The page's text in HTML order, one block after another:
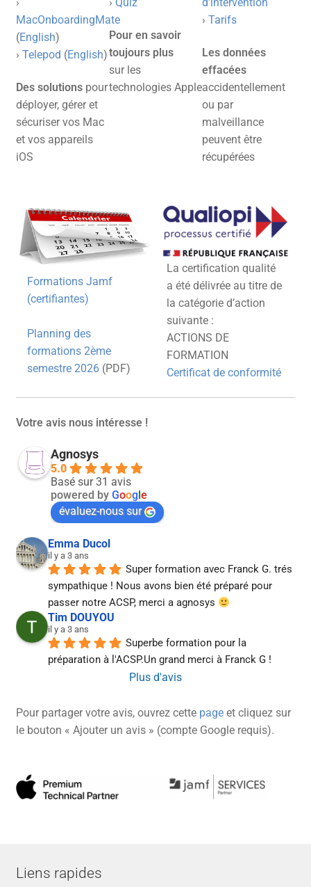
MacOnboardingMate
(English)
› Telepod (English)
Des solutionspour
déployer, gérer et
sécuriser vos Mac
et vos appareils
iOS
Pour en savoir
toujours plus
sur les
technologies Apple
›Tarifs
Les données
effacées
accidentellement
ou par
malveillance
peuvent être
récupérées
Formations Jamf
(certifiantes)
Planning des
formations 2ème
semestre 2026(PDF)
La certification qualité
a été délivrée au titre de
la catégorie d’action
suivante :
ACTIONS DE
FORMATION
Certificat de conformité
Votre avis nous intéresse !
Agnosys
5.0
Basé sur 31 avis
powered by Googl e
évaluez-nous sur
Emma Ducol
il y a 3 ans
Super formation avec Franck G. trés
sympathique ! Nous avons bien été préparé pour
passer notre ACSP, merci a agnosys
Tim DOUYOU
il y a 3 ans
Superbe formation pour la
préparation à l'ACSP.Un grand merci à Franck G !
Plus d'avis
Pour partager votre avis, ouvrez cette pageet cliquez sur
le bouton « Ajouter un avis » (compte Google requis).
Liens rapides